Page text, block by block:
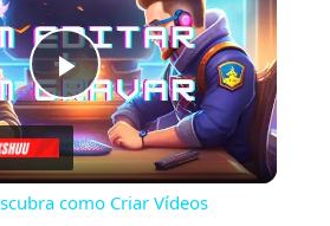
Play
Video
como Criar Vídeos